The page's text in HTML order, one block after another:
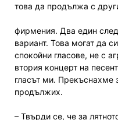
това да продължа с
фирмения. Два един
вариант. Това могат да
спокойни гласове, не с
втория концерт на
гласът ми. Прекъснахме
продължих.
– Твърди се, че за